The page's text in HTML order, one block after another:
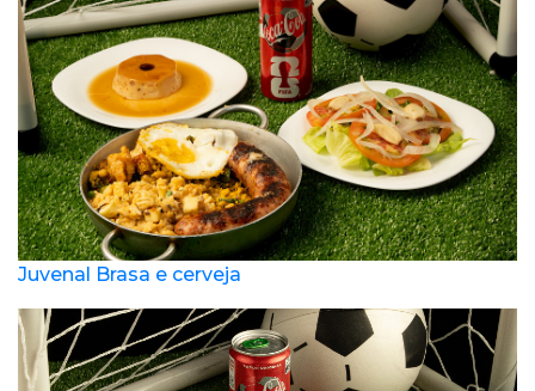
Juvenal Brasa e cerveja